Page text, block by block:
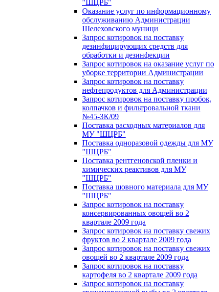
"ШЦРБ"
Оказание услуг по информационному
обслуживанию Администрации
Шелеховского муници
Запрос котировок на поставку
дезинфицирующих средств для
обработки и дезинфекции
Запрос котировок на оказание услуг по
уборке территории Администрации
Запрос котировок на поставку
нефтепродуктов для Администрации
Запрос котировок на поставку пробок,
колпачков и фильтровальной ткани
№45-ЗК/09
Поставка расходных материалов для
МУ "ШЦРБ"
Поставка одноразовой одежды для МУ
"ШЦРБ"
Поставка рентгеновской пленки и
химических реактивов для МУ
"ШЦРБ"
Поставка шовного материала для МУ
"ШЦРБ"
Запрос котировок на поставку
консервированных овощей во 2
квартале 2009 года
Запрос котировок на поставку свежих
фруктов во 2 квартале 2009 года
Запрос котировок на поставку свежих
овощей во 2 квартале 2009 года
Запрос котировок на поставку
картофеля во 2 квартале 2009 года
Запрос котировок на поставку